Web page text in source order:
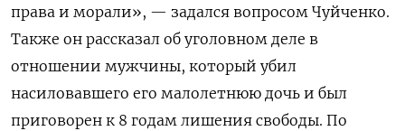
права и морали», — задался вопросом Чуйченко.
Также он рассказал об уголовном деле в
отношении мужчины, который убил
насиловавшего его малолетнюю дочь и был
приговорен к 8 годам лишения свободы. По